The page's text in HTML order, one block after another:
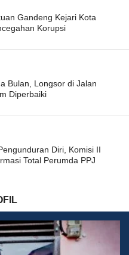
Gandeng Kejari Kota
Korupsi
Bulan, Longsor di Jalan
Diperbaiki
Diri, Komisi II
Total Perumda PPJ